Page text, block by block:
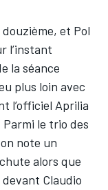
et Pol
l’instant
la séance
plus loin avec
l’officiel Aprilia
le trio des
note un
alors que
Claudio